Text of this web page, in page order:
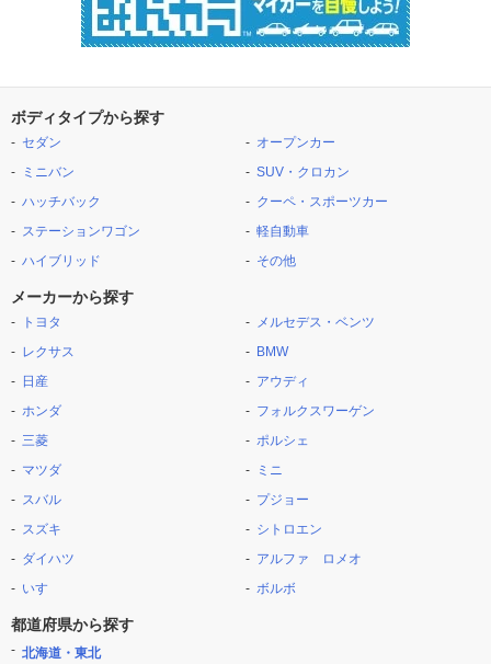
ボディタイプから探す
セダン
ミニバン
ハッチバック
ステーションワゴン
ハイブリッド
オープンカー
SUV・クロカン
クーペ・スポーツカー
軽自動車
その他
メーカーから探す
トヨタ
レクサス
日産
ホンダ
三菱
マツダ
スバル
スズキ
ダイハツ
いすゞ
メルセデス・ベンツ
BMW
アウディ
フォルクスワーゲン
ポルシェ
ミニ
プジョー
シトロエン
アルファ ロメオ
ボルボ
都道府県から探す
北海道・東北